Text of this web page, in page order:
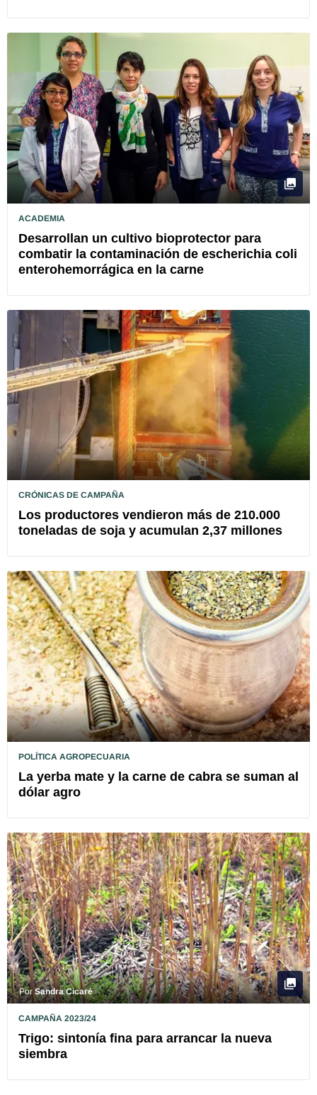
ACADEMIA
Desarrollan un cultivo bioprotector para
combatir la contaminación de escherichia coli
enterohemorrágica en la carne
CRÓNICAS DE CAMPAÑA
Los productores vendieron más de 210.000
toneladas de soja y acumulan 2,37 millones
POLÍTICA AGROPECUARIA
La yerba mate y la carne de cabra se suman al
dólar agro
PorSandra Cicaré
CAMPAÑA 2023/24
Trigo: sintonía fina para arrancar la nueva
siembra